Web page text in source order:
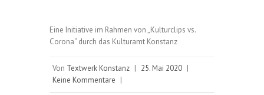
Eine Initiative im Rahmen von „Kulturclips vs.
Corona“ durch das Kulturamt Konstanz
Von Textwerk Konstanz | 25. Mai 2020 |
Keine Kommentare |